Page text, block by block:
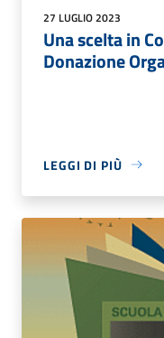
27 LUGLIO 2023
Una scelta in
Donazione
LEGGI DI PIÙ